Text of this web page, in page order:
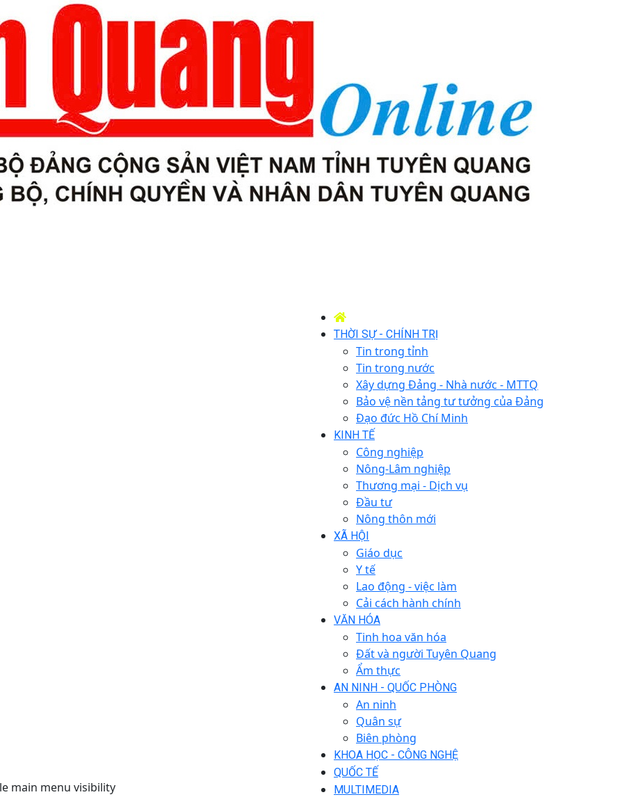
main menu visibility
THỜI SỰ - CHÍNH TRỊ
Tin trong tỉnh
Tin trong nước
Xây dựng Đảng - Nhà nước - MTTQ
Bảo vệ nền tảng tư tưởng của Đảng
Đạo đức Hồ Chí Minh
KINH TẾ
Công nghiệp
Nông-Lâm nghiệp
Thương mại - Dịch vụ
Đầu tư
Nông thôn mới
XÃ HỘI
Giáo dục
Y tế
Lao động - việc làm
Cải cách hành chính
VĂN HÓA
Tinh hoa văn hóa
Đất và người Tuyên Quang
Ẩm thực
AN NINH - QUỐC PHÒNG
An ninh
Quân sự
Biên phòng
KHOA HỌC - CÔNG NGHỆ
QUỐC TẾ
MULTIMEDIA